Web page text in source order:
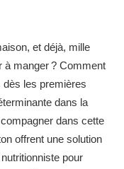
et déjà, mille
à manger ? Comment
les premières
dans la
dans cette
offrent une solution
pour